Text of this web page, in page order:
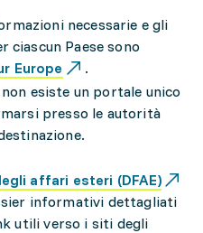
necessarie e gli
Paese sono
Europe
.
esiste un portale unico
presso le autorità
affari esteri (DFAE)
informativi dettagliati
utili verso i siti degli